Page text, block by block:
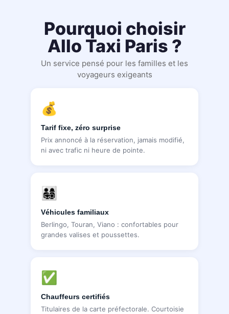
Pourquoi choisir
Allo Taxi Paris ?
Un service pensé pour les familles et les
voyageurs exigeants
💰
Tarif fixe, zéro surprise
Prix annoncé à la réservation, jamais modifié,
ni avec trafic ni heure de pointe.
👨‍👩‍👧‍👦
Véhicules familiaux
Berlingo, Touran, Viano : confortables pour
grandes valises et poussettes.
✅
Chauffeurs certifiés
Titulaires de la carte préfectorale. Courtoisie